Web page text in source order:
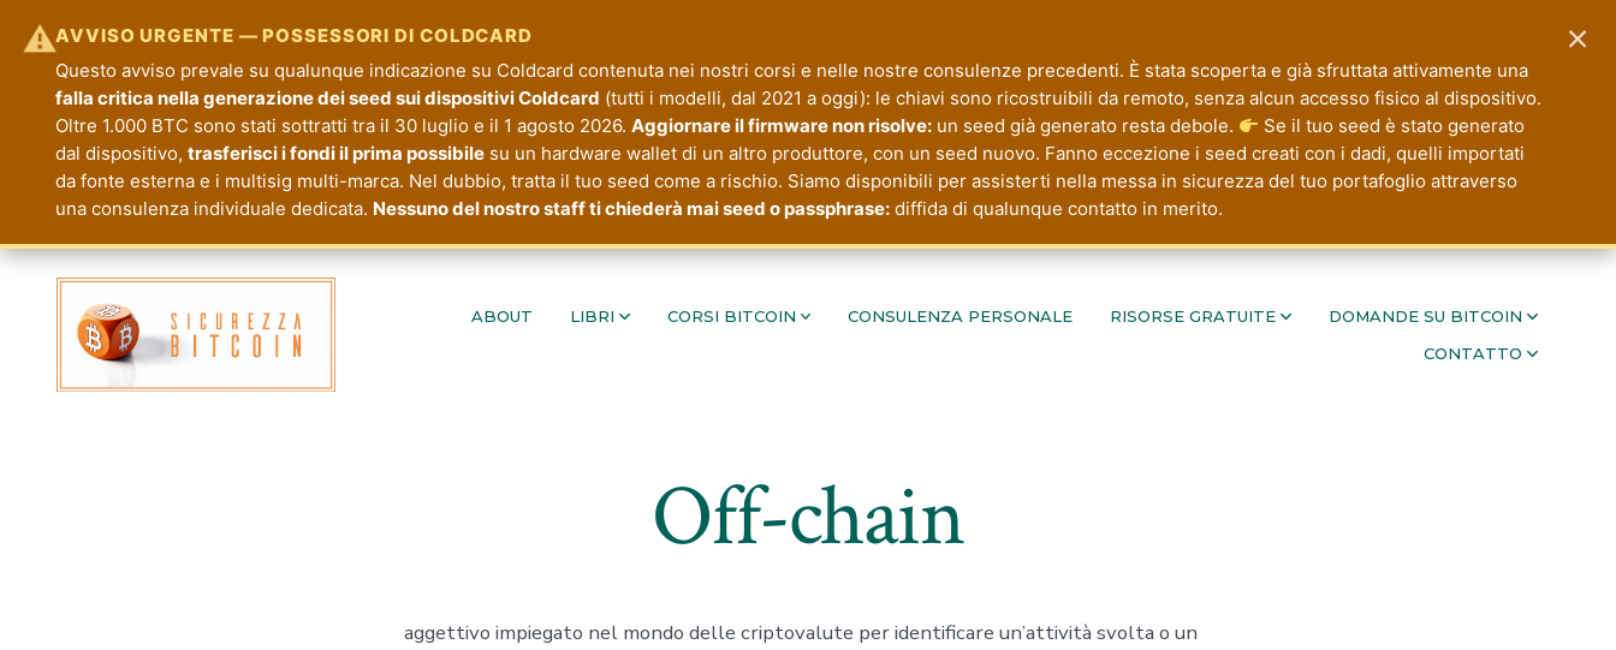
⚠AVVISO URGENTE — POSSESSORI DI COLDCARD
Questo avviso prevale su qualunque indicazione su Coldcard contenuta nei nostri corsi e nelle nostre consulenze precedenti. È stata scoperta e già sfruttata attivamente una
falla critica nella generazione dei seed sui dispositivi Coldcard (tutti i modelli, dal 2021 a oggi): le chiavi sono ricostruibili da remoto, senza alcun accesso fisico al dispositivo.
Oltre 1.000 BTC sono stati sottratti tra il 30 luglio e il 1 agosto 2026. Aggiornare il firmware non risolve: un seed già generato resta debole.
Se il tuo seed è stato generato
dal dispositivo, trasferisci i fondi il prima possibile su un hardware wallet di un altro produttore, con un seed nuovo. Fanno eccezione i seed creati con i dadi, quelli importati
da fonte esterna e i multisig multi-marca. Nel dubbio, tratta il tuo seed come a rischio. Siamo disponibili per assisterti nella messa in sicurezza del tuo portafoglio attraverso
una consulenza individuale dedicata. Nessuno del nostro staff ti chiederà mai seed o passphrase: diffida di qualunque contatto in merito.
×
Passa
contenuto
ABOUT LIBRI CORSI BITCOIN CONSULENZA PERSONALE RISORSE GRATUITE
DOMANDE SU BITCOIN
CONTATTO
Off-chain
aggettivo impiegato nel mondo delle criptovalute per identificare un’attività svolta o un